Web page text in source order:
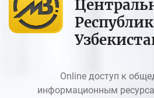
Online доступ к
информационным